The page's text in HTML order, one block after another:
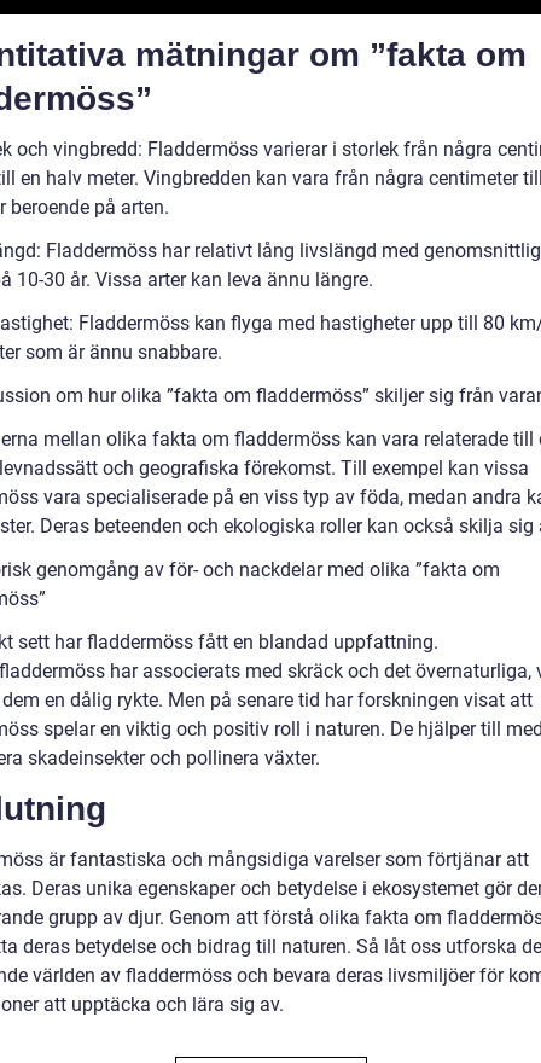
mätningar om ”fakta om
och vingbredd: Fladdermöss varierar i storlek från några
en halv meter. Vingbredden kan vara från några centimeter
beroende på arten.
Fladdermöss har relativt lång livslängd med
10-30 år. Vissa arter kan leva ännu längre.
Fladdermöss kan flyga med hastigheter upp till 80
som är ännu snabbare.
om hur olika ”fakta om fladdermöss” skiljer sig från
mellan olika fakta om fladdermöss kan vara relaterade till
och geografiska förekomst. Till exempel kan vissa
vara specialiserade på en viss typ av föda, medan andra
Deras beteenden och ekologiska roller kan också skilja sig
genomgång av för- och nackdelar med olika ”fakta om
sett har fladdermöss fått en blandad uppfattning.
har associerats med skräck och det övernaturliga,
en dålig rykte. Men på senare tid har forskningen visat att
spelar en viktig och positiv roll i naturen. De hjälper till
skadeinsekter och pollinera växter.
är fantastiska och mångsidiga varelser som förtjänar att
Deras unika egenskaper och betydelse i ekosystemet gör
grupp av djur. Genom att förstå olika fakta om
deras betydelse och bidrag till naturen. Så låt oss utforska
världen av fladdermöss och bevara deras livsmiljöer för
att upptäcka och lära sig av.